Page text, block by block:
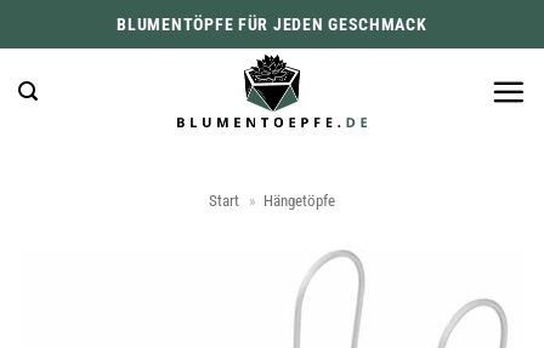
Inhalt
springen
BLUMENTÖPFE FÜR JEDEN GESCHMACK
Start » Hängetöpfe